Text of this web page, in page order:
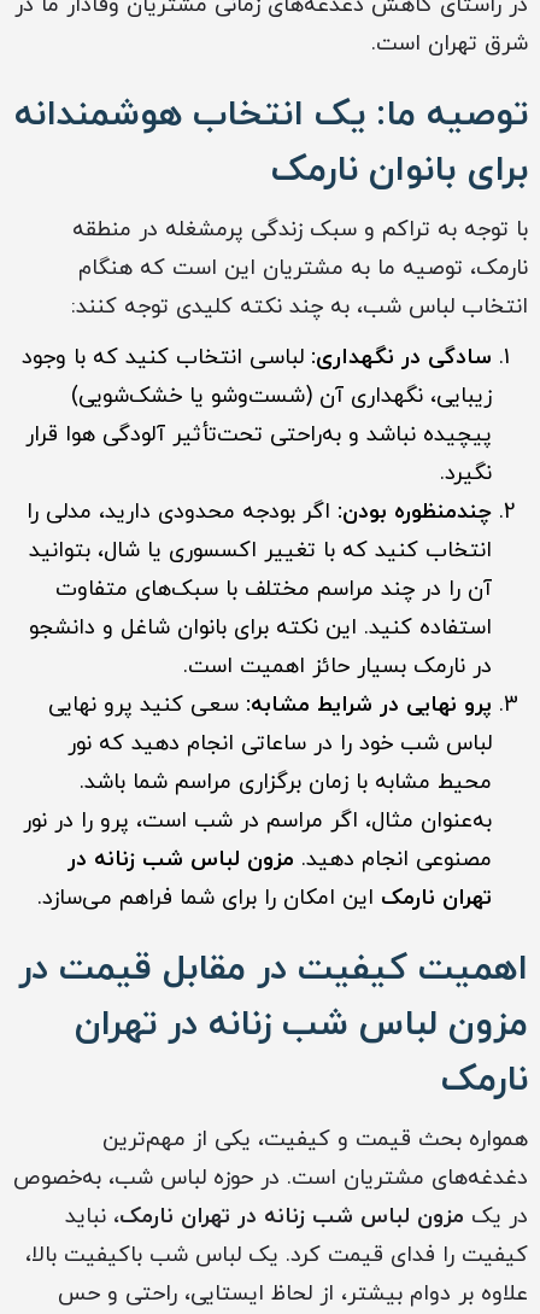
شرق تهران است.
توصیه ما: یک انتخاب هوشمندانه
برای بانوان نارمک
با توجه به تراکم و سبک زندگی پرمشغله در منطقه
نارمک، توصیه ما به مشتریان این است که هنگام
انتخاب لباس شب، به چند نکته کلیدی توجه کنند:
سادگی در نگهداری: لباسی انتخاب کنید که با وجود
زیبایی، نگهداری آن (شست‌وشو یا خشک‌شویی)
پیچیده نباشد و به‌راحتی تحت‌تأثیر آلودگی هوا قرار
نگیرد.
چندمنظوره بودن: اگر بودجه محدودی دارید، مدلی را
انتخاب کنید که با تغییر اکسسوری یا شال، بتوانید
آن را در چند مراسم مختلف با سبک‌های متفاوت
استفاده کنید. این نکته برای بانوان شاغل و دانشجو
در نارمک بسیار حائز اهمیت است.
پرو نهایی در شرایط مشابه: سعی کنید پرو نهایی
لباس شب خود را در ساعاتی انجام دهید که نور
محیط مشابه با زمان برگزاری مراسم شما باشد.
به‌عنوان مثال، اگر مراسم در شب است، پرو را در نور
مصنوعی انجام دهید. مزون لباس شب زنانه در
تهران نارمک این امکان را برای شما فراهم می‌سازد.
اهمیت کیفیت در مقابل قیمت در
مزون لباس شب زنانه در تهران
نارمک
همواره بحث قیمت و کیفیت، یکی از مهم‌ترین
دغدغه‌های مشتریان است. در حوزه لباس شب، به‌خصوص
در یک مزون لباس شب زنانه در تهران نارمک، نباید
کیفیت را فدای قیمت کرد. یک لباس شب باکیفیت بالا،
علاوه بر دوام بیشتر، از لحاظ ایستایی، راحتی و حس